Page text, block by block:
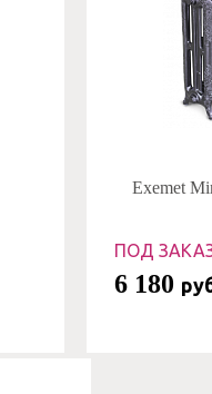
Exemet
ПОД
6 180